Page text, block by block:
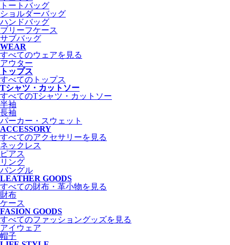
トートバッグ
ショルダーバッグ
ハンドバッグ
ブリーフケース
サブバッグ
WEAR
すべてのウェアを見る
アウター
トップス
すべてのトップス
Tシャツ・カットソー
すべてのTシャツ・カットソー
半袖
長袖
パーカー・スウェット
ACCESSORY
すべてのアクセサリーを見る
ネックレス
ピアス
リング
バングル
LEATHER GOODS
すべての財布・革小物を見る
財布
ケース
FASION GOODS
すべてのファッショングッズを見る
アイウェア
帽子